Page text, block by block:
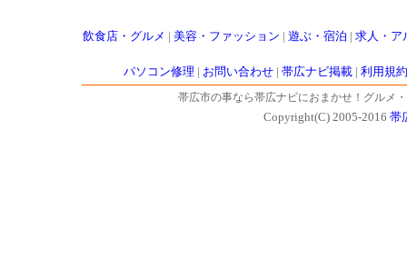
飲食店・グルメ 美容・ファッション 遊ぶ・宿泊 求人・ア
パソコン修理 お問い合わせ| 帯広ナビ掲載| 利用規約
帯広市の事なら帯広ナビにおまかせ！グルメ
Copyright(C) 2005-2016 帯